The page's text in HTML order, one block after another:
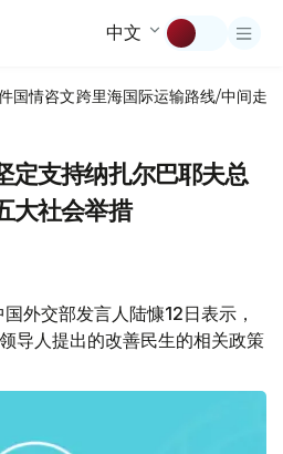
中文
国情咨文跨里海国际运输路线/中间走廊
定支持纳扎尔巴耶夫总
大社会举措
外交部发言人陆慷12日表示，
导人提出的改善民生的相关政策